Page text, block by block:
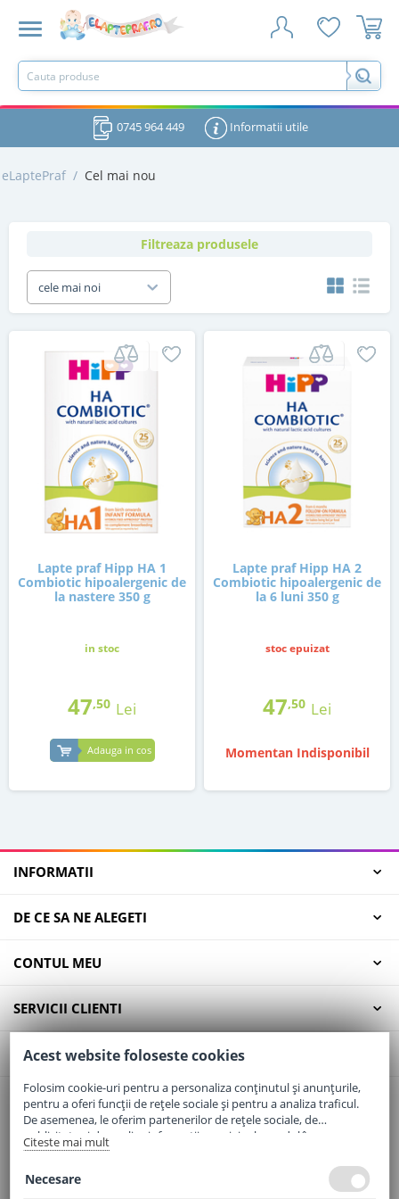
0745 964 449 Informatii utile
eLaptePraf / Cel mai nou
Filtreaza produsele
cele mai noi
Lapte praf Hipp HA 1
Combiotic hipoalergenic de
la nastere 350 g
in stoc
47,50 Lei
Adauga in cos
Lapte praf Hipp HA 2
Combiotic hipoalergenic de
la 6 luni 350 g
stoc epuizat
47,50 Lei
Momentan Indisponibil
INFORMATII
DE CE SA NE ALEGETI
CONTUL MEU
SERVICII CLIENTI
CONTACT
Email:office@elaptepraf.ro
Telefon:0745-964-449
Adresa:Sos. Borsului, Nr. 20, Oradea, Jud. Bihor
Acest website foloseste cookies
Folosim cookie-uri pentru a personaliza conținutul și anunțurile,
pentru a oferi funcții de rețele sociale și pentru a analiza traficul.
De asemenea, le oferim partenerilor de rețele sociale, de
publicitate și de analize informații cu privire la modul în care
folosiți site-ul nostru. Aceștia le pot combina cu alte informații
Citeste mai mult
Necesare